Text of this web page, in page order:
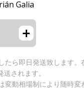
Galia
+
たら即日発送致します。
されます。
変動相場制により随時変